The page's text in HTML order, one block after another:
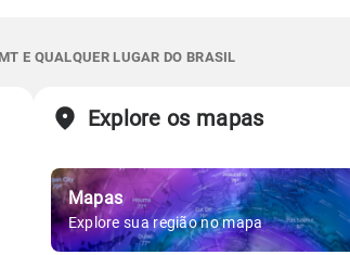
Vento
Vento Umidade
0.0mm
06:57h às 18:28h
Minguante
E QUALQUER LUGAR DO BRASIL
Explore os mapas
Mapas
Explore sua região no mapa